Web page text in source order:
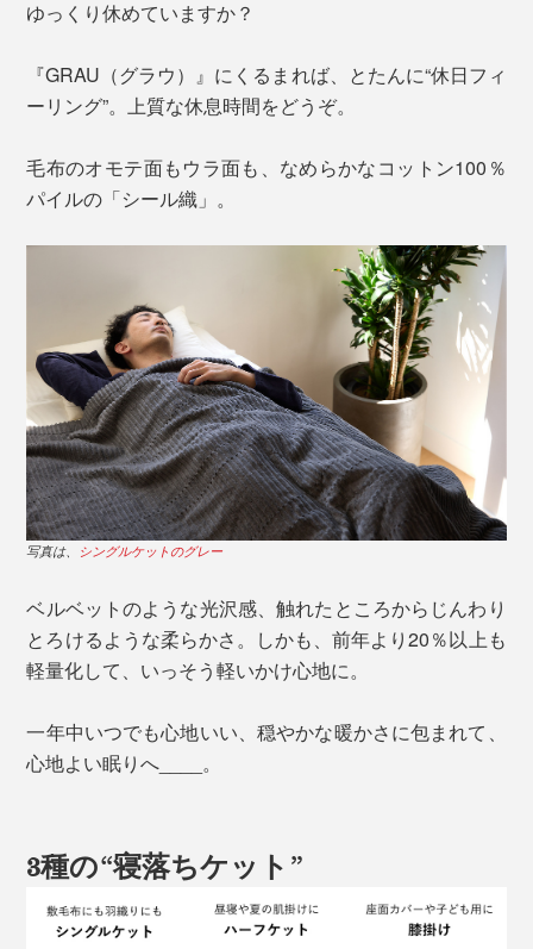
ゆっくり休めていますか？
『GRAU（グラウ）』にくるまれば、とたんに“休日フィ
ーリング”。上質な休息時間をどうぞ。
毛布のオモテ面もウラ面も、なめらかなコットン100％
パイルの「シール織」。
写真は、 シングルケットのグレー
ベルベットのような光沢感、触れたところからじんわり
とろけるような柔らかさ。しかも、前年より20％以上も
軽量化して、いっそう軽いかけ心地に。
一年中いつでも心地いい、穏やかな暖かさに包まれて、
心地よい眠りへ____。
3種の“寝落ちケット”